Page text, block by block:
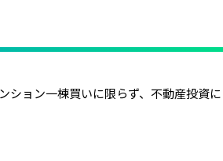
ション一棟買いに限らず、不動産投資に